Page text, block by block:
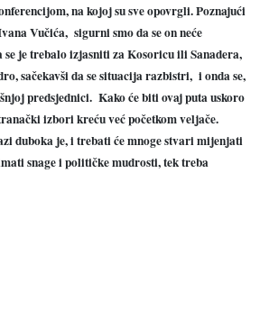
na kojoj su sve opovrgli. Poznajući
Vučića, sigurni smo da se on neće
je trebalo izjasniti za Kosoricu ili Sanadera,
sačekavši da se situacija razbistri, i onda se,
predsjednici. Kako će biti ovaj puta uskoro
izbori kreću već početkom veljače.
duboka je, i trebati će mnoge stvari mijenjati
snage i političke mudrosti, tek treba